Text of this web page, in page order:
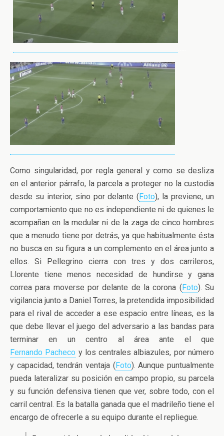
Como singularidad, por regla general y como se desliza
en el anterior párrafo, la parcela a proteger no la custodia
desde su interior, sino por delante ( Foto), la previene, un
comportamiento que no es independiente ni de quienes le
acompañan en la medular ni de la zaga de cinco hombres
que a menudo tiene por detrás, ya que habitualmente ésta
no busca en su figura a un complemento en el área junto a
ellos. Si Pellegrino cierra con tres y dos carrileros,
Llorente tiene menos necesidad de hundirse y gana
correa para moverse por delante de la corona ( Foto). Su
vigilancia junto a Daniel Torres, la pretendida imposibilidad
para el rival de acceder a ese espacio entre líneas, es la
que debe llevar el juego del adversario a las bandas para
terminar en un centro al área ante el que
Fernando Pacheco y los centrales albiazules, por número
y capacidad, tendrán ventaja ( Foto). Aunque puntualmente
pueda lateralizar su posición en campo propio, su parcela
y su función defensiva tienen que ver, sobre todo, con el
carril central. Es la batalla ganada que el madrileño tiene el
encargo de ofrecerle a su equipo durante el repliegue.